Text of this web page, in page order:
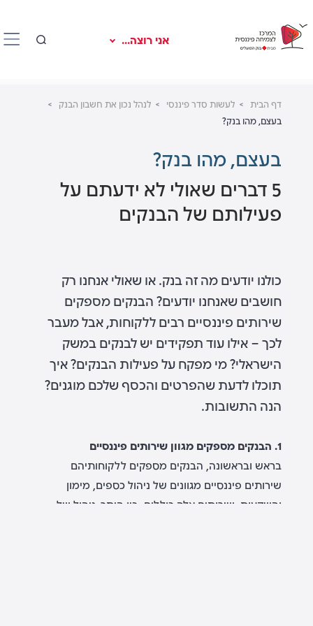
אני רוצה...
דף הבית לעשות סדר פיננסי
לנהל נכון את חשבון הבנק
בעצם, מהו בנק?
בעצם, מהו בנק?
5 דברים שאולי לא ידעתם על
פעילותם של הבנקים
כולנו יודעים מה זה בנק. או שאולי אנחנו רק
חושבים שאנחנו יודעים? הבנקים מספקים
שירותים פיננסיים רבים ללקוחות, אבל מעבר
לכך – אילו עוד תפקידים יש לבנקים במשק
הישראלי? מי מפקח על פעילות הבנקים? איך
תוכלו לדעת שהפרטים והכסף שלכם מוגנים?
הנה התשובות.
1. הבנקים מספקים מגוון שירותים פיננסיים
בראש ובראשונה, הבנקים מספקים ללקוחותיהם
שירותים פיננסיים מגוונים של ניהול כספים, מימון
והשקעות. שירותים אלה כוללים, בין היתר, ניהול של